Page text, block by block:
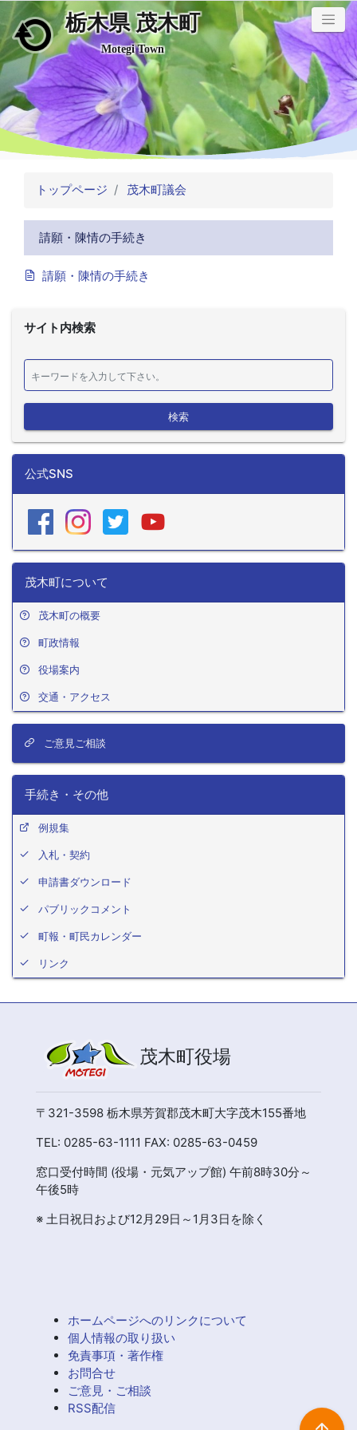
メインコンテンツにスキップ
栃木県 茂木町
Motegi Town
トップページ 茂木町議会
請願・陳情の手続き
請願・陳情の手続き
サイト内検索
検索
公式SNS
茂木町について
茂木町の概要
町政情報
役場案内
交通・アクセス
ご意見ご相談
手続き・その他
例規集
入札・契約
申請書ダウンロード
パブリックコメント
町報・町民カレンダー
リンク
茂木町役場
〒321-3598 栃木県芳賀郡茂木町大字茂木155番地
TEL: 0285-63-1111 FAX: 0285-63-0459
窓口受付時間 (役場・元気アップ館) 午前8時30分～
午後5時
※ 土日祝日および12月29日～1月3日を除く
ホームページへのリンクについて
個人情報の取り扱い
免責事項・著作権
お問合せ
ご意見・ご相談
RSS配信